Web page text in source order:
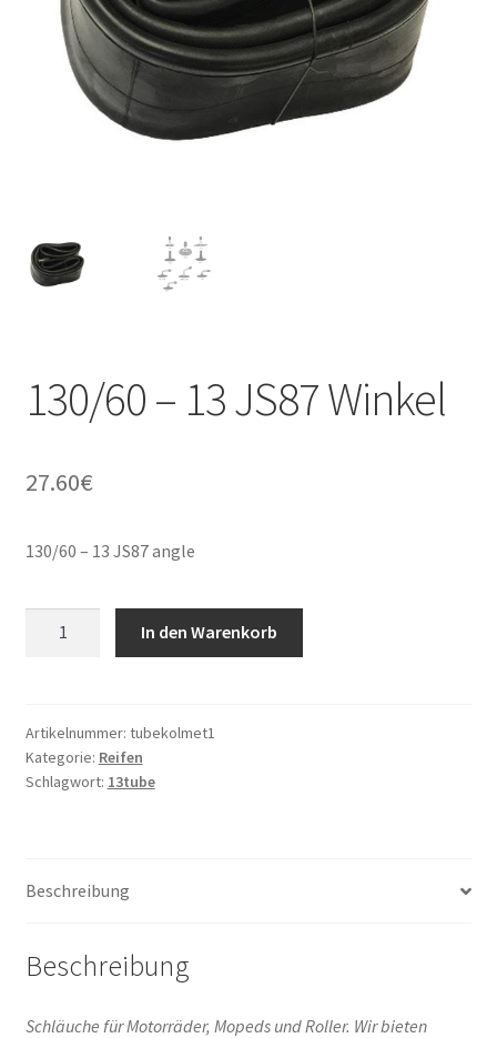
130/60 – 13 JS87 Winkel
27.60€
130/60 – 13 JS87 angle
Winkel
Menge
In den Warenkorb
Artikelnummer: tubekolmet1
Kategorie: Reifen
Schlagwort: 13tube
Beschreibung
Beschreibung
Schläuche für Motorräder, Mopeds und Roller. Wir bieten